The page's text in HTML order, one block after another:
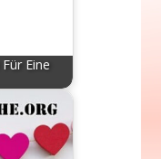
Eine